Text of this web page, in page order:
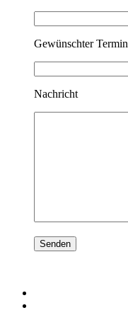
Gewünschter Termin
Nachricht